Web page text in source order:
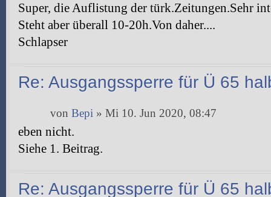
Super, die Auflistung der türk.Zeitungen.Sehr
Steht aber überall 10-20h.Von daher....
Schlapser
Re: Ausgangssperre für Ü 65
von Bepi » Mi 10. Jun 2020, 08:47
eben nicht.
Siehe 1. Beitrag.
Re: Ausgangssperre für Ü 65